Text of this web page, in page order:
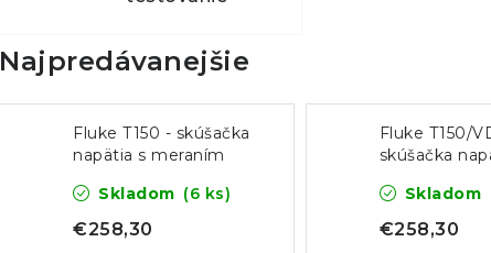
Najpredávanejšie
Fluke T150 - skúšačka
napätia s meraním
Skladom (6 ks)
€258,30
Fluke T150/
skúšačka
(verzia VDE)
Skladom
€258,30